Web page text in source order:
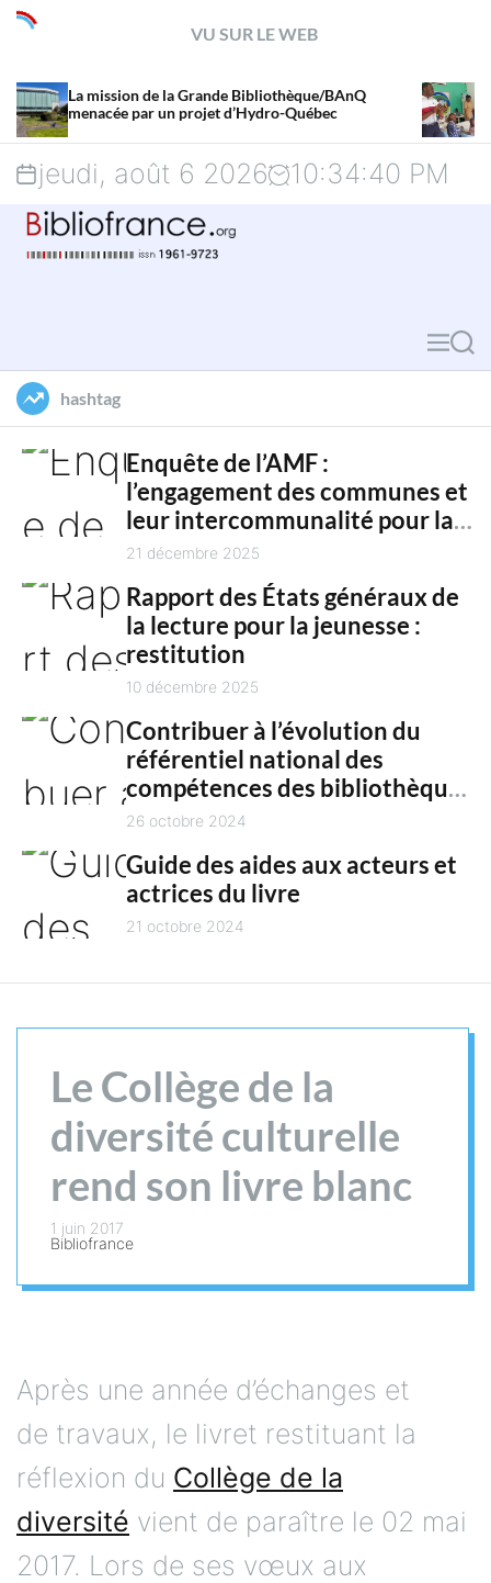
p
n
VU SUR LE WEB
la Grande Bibliothèque/BAnQ
un projet d’Hydro-Québec
Littérature jeunesse
sont ceux qui me
jeudi, août 6 2026 10:34:41 PM
M
n
S
a
c
h
hashtag
Enquête de l’AMF :
l’engagement des communes et
leur intercommunalité pour la
culture en 2025
21 décembre 2025
Rapport des États généraux de
la lecture pour la jeunesse :
restitution
10 décembre 2025
Contribuer à l’évolution du
référentiel national des
compétences des bibliothèques
territoriales
26 octobre 2024
Guide des aides aux acteurs et
actrices du livre
21 octobre 2024
Le Collège de la
diversité culturelle
rend son livre blanc
1 juin 2017
Bibliofrance
Après une année d’échanges et
de travaux, le livret restituant la
réflexion du Collège de la
diversité vient de paraître le 02 mai
2017. Lors de ses vœux aux